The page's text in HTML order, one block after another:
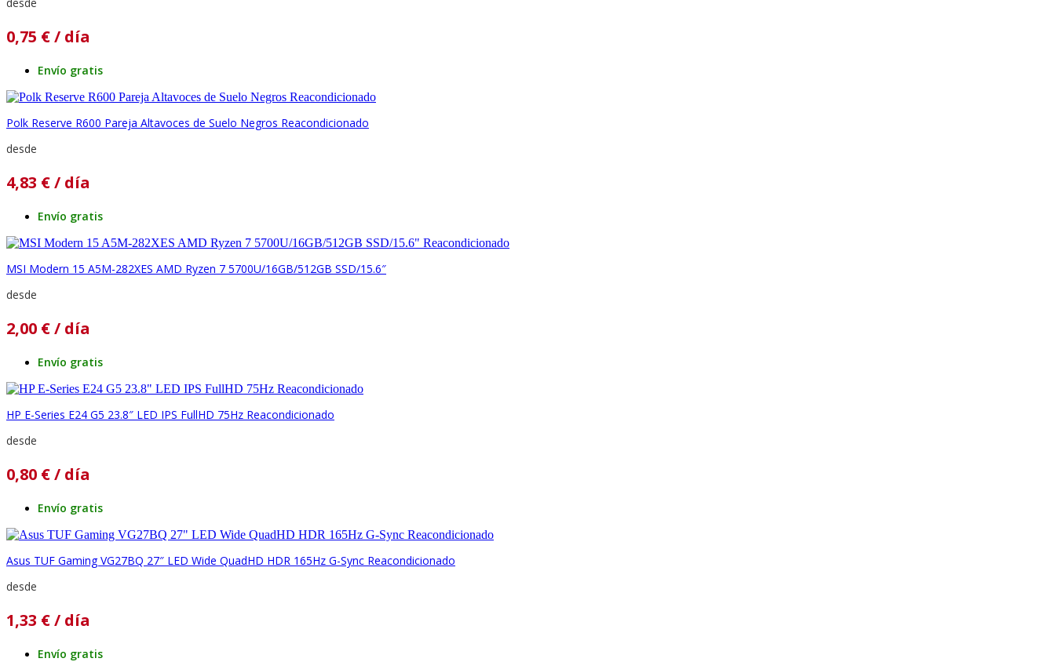
0,75 €/ día
Envío gratis
Polk Reserve R600 Pareja Altavoces de Suelo Negros Reacondicionado
desde
4,83 €/ día
Envío gratis
MSI Modern 15 A5M-282XES AMD Ryzen 7 5700U/16GB/512GB SSD/15.6″
desde
2,00 €/ día
Envío gratis
HP E-Series E24 G5 23.8″ LED IPS FullHD 75Hz Reacondicionado
desde
0,80 €/ día
Envío gratis
Asus TUF Gaming VG27BQ 27″ LED Wide QuadHD HDR 165Hz G-Sync Reacondicionado
desde
1,33 €/ día
Envío gratis